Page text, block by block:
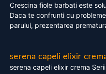
Crescina fiole barbati este
Daca te confrunti cu
parului, prezentarea
serena capeli elixir
serena capeli elixir crema